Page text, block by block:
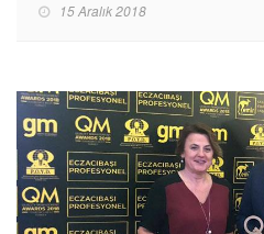
15 Aralık 2018